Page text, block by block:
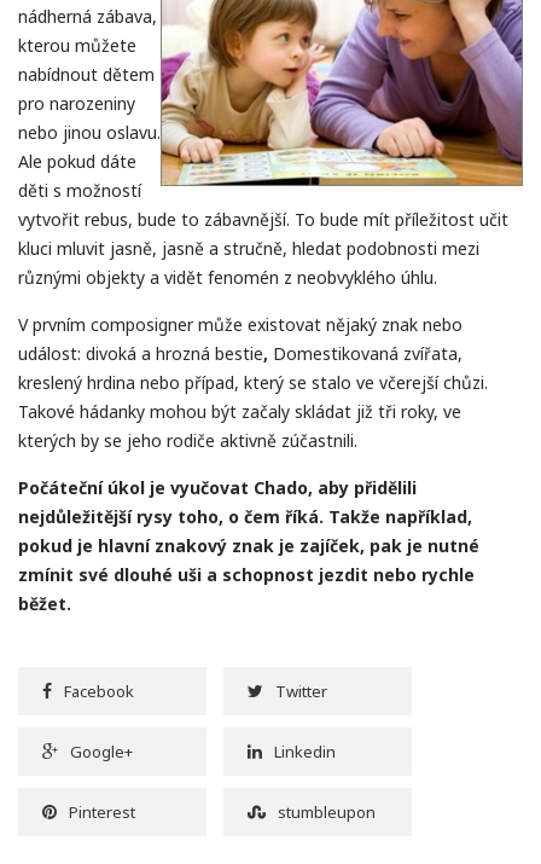
nádherná zábava,
kterou můžete
nabídnout dětem
pro narozeniny
nebo jinou oslavu.
Ale pokud dáte
děti s možností
vytvořit rebus, bude to zábavnější. To bude mít příležitost učit
kluci mluvit jasně, jasně a stručně, hledat podobnosti mezi
různými objekty a vidět fenomén z neobvyklého úhlu.
V prvním composigner může existovat nějaký znak nebo
událost: divoká a hrozná bestie, Domestikovaná zvířata,
kreslený hrdina nebo případ, který se stalo ve včerejší chůzi.
Takové hádanky mohou být začaly skládat již tři roky, ve
kterých by se jeho rodiče aktivně zúčastnili.
Počáteční úkol je vyučovat Chado, aby přidělili
nejdůležitější rysy toho, o čem říká. Takže například,
pokud je hlavní znakový znak je zajíček, pak je nutné
zmínit své dlouhé uši a schopnost jezdit nebo rychle
běžet.
Facebook Twitter
Google+ Linkedin
Pinterest stumbleupon